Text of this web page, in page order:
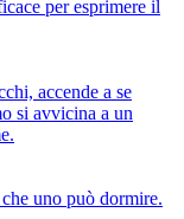
per esprimere il
accende a se
si avvicina a un
uno può dormire.